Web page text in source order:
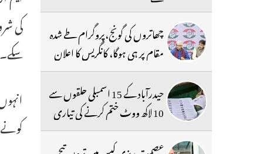
کی
سکے۔
چھاتروں کی گونج،پروگرام طے شدہ
مقام پر ہی ہوگا، کانگریس کا اعلان
حیدرآباد کے 15 اسمبلی حلقوں سے
10 لاکھ ووٹ ختم کرنے کی تیاری